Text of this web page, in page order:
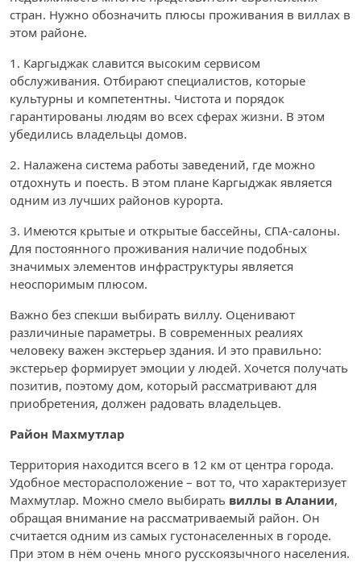
стран. Нужно обозначить плюсы проживания в виллах в
этом районе.
1. Каргыджак славится высоким сервисом
обслуживания. Отбирают специалистов, которые
культурны и компетентны. Чистота и порядок
гарантированы людям во всех сферах жизни. В этом
убедились владельцы домов.
2. Налажена система работы заведений, где можно
отдохнуть и поесть. В этом плане Каргыджак является
одним из лучших районов курорта.
3. Имеются крытые и открытые бассейны, СПА-салоны.
Для постоянного проживания наличие подобных
значимых элементов инфраструктуры является
неоспоримым плюсом.
Важно без спекши выбирать виллу. Оценивают
различиные параметры. В современных реалиях
человеку важен экстерьер здания. И это правильно:
экстерьер формирует эмоции у людей. Хочется получать
позитив, поэтому дом, который рассматривают для
приобретения, должен радовать владельцев.
Район Махмутлар
Территория находится всего в 12 км от центра города.
Удобное месторасположение – вот то, что характеризует
Махмутлар. Можно смело выбирать виллы в Алании,
обращая внимание на рассматриваемый район. Он
считается одним из самых густонаселенных в городе.
При этом в нём очень много русскоязычного населения.